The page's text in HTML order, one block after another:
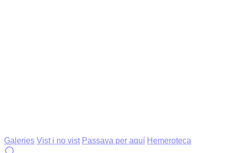
Galeries Vist i no vist Passava per aquí Hemeroteca